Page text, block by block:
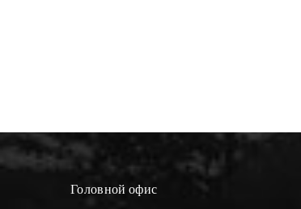
Головной офис